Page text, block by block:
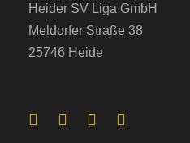
Heider SV Liga GmbH
Meldorfer Straße 38
25746 Heide